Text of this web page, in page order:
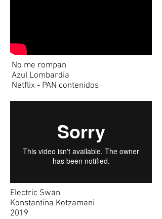
No me rompan
Azul Lombardia
Netflix - PAN contenidos
Electric Swan
Konstantina Kotzamani
2019